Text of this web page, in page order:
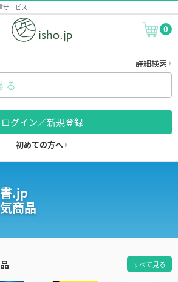
サービス
0
詳細検索
ログイン／新規登録
初めての方へ
.jp
商品
すべて見る